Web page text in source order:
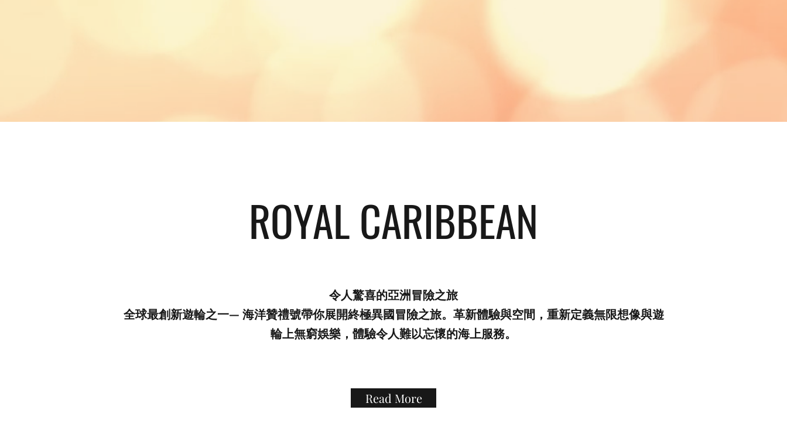
ROYAL CARIBBEAN
令人驚喜的亞洲冒險之旅
全球最創新遊輪之一— 海洋贊禮號帶你展開終極異國冒險之旅。革新體驗與空間，重新定義無限想像與遊
輪上無窮娛樂，體驗令人難以忘懷的海上服務。
Read More